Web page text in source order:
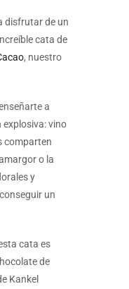
disfrutar de un
cata de
, nuestro
a
vino
comparten
o la
y
un
cata es
de
Kankel